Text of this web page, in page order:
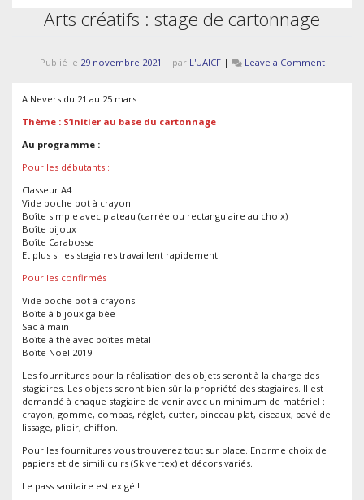
Arts créatifs : stage de cartonnage
Publié le 29 novembre 2021 | par L'UAICF| Leave a Commenton
A Nevers du 21 au 25 mars
Thème : S’initier au base du cartonnage
Au programme :
Pour les débutants :
Classeur A4
Vide poche pot à crayon
Boîte simple avec plateau (carrée ou rectangulaire au choix)
Boîte bijoux
Boîte Carabosse
Et plus si les stagiaires travaillent rapidement
Pour les confirmés :
Vide poche pot à crayons
Boîte à bijoux galbée
Sac à main
Boîte à thé avec boîtes métal
Boîte Noël 2019
Les fournitures pour la réalisation des objets seront à la charge des
stagiaires. Les objets seront bien sûr la propriété des stagiaires. Il est
demandé à chaque stagiaire de venir avec un minimum de matériel :
crayon, gomme, compas, réglet, cutter, pinceau plat, ciseaux, pavé de
lissage, plioir, chiffon.
Pour les fournitures vous trouverez tout sur place. Enorme choix de
papiers et de simili cuirs (Skivertex) et décors variés.
Le pass sanitaire est exigé !